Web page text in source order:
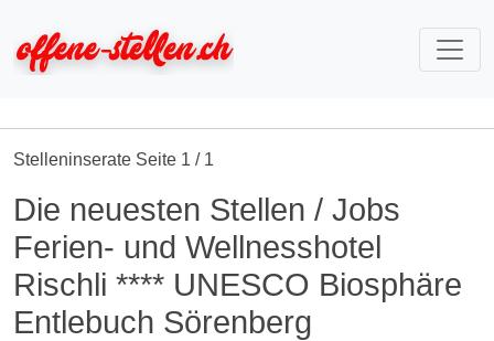
Stelleninserate Seite 1 / 1
Die neuesten Stellen / Jobs
Ferien- und Wellnesshotel
Rischli **** UNESCO Biosphäre
Entlebuch Sörenberg